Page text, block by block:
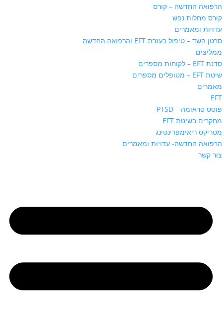
הרפואה החדשה – קורס
קורס מחלות נפש
עדויות ומאמרים
סרטן השד – טיפול בעזרת EFT והרפואה החדשה
ממליצים
סדנת EFT – לקוחות מספרים
שיטת EFT – מטופלים מספרים
מאמרים
EFT
פוסט טראומה – PTSD
מחקרים בשיטת EFT
מטריקס ריאימפרינטינג
הרפואה החדשה- עדויות ומאמרים
צור קשר